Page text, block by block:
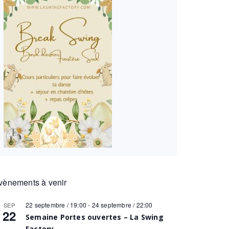
à venir
SEP
22
22 septembre / 19:00 - 24 septembre / 22:00
Semaine Portes ouvertes – La Swing